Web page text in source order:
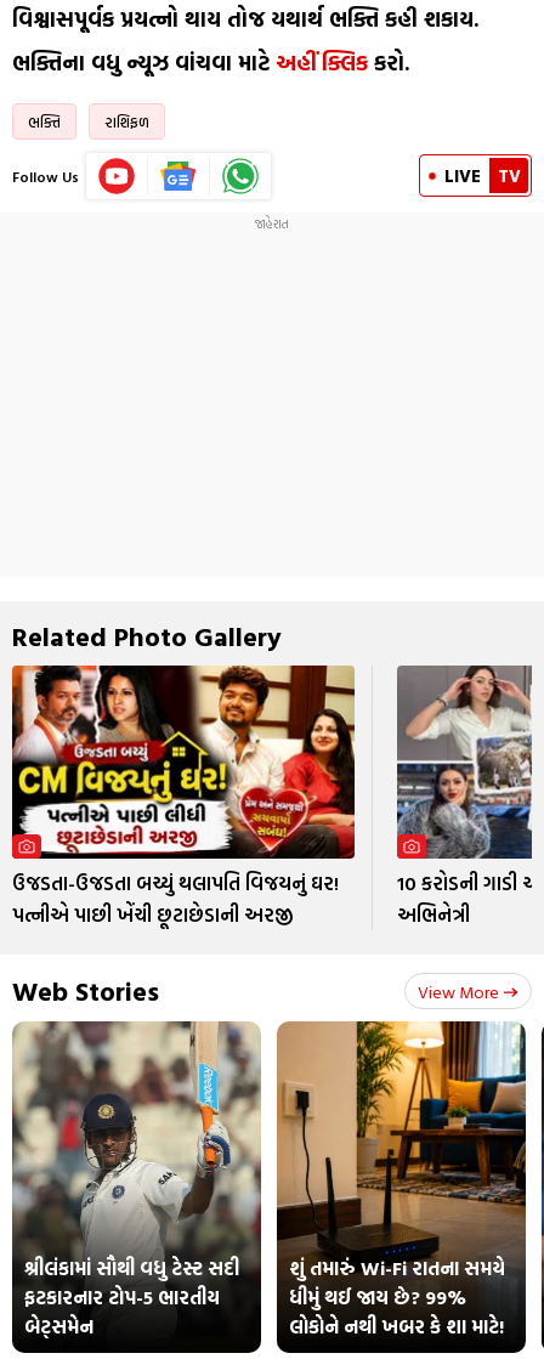
વિશ્વાસપૂર્વક પ્રયત્નો થાય તોજ યથાર્થ ભક્તિ કહી શકાય.
ભક્તિના વધુ ન્યૂઝ વાંચવા માટે અહીં ક્લિકકરો.
ભક્તિ રાશિફળ
Follow Us LIVE TV
Related Photo Gallery
ઉજડતા-ઉજડતા બચ્યું થલાપતિ વિજયનું ઘર!
પત્નીએ પાછી ખેંચી છૂટાછેડાની અરજી
10 કરોડની
અભિનેત્રી
Web Stories View More
શ્રીલંકામાં સૌથી વધુ ટેસ્ટ સદી
ફટકારનાર ટોપ-5 ભારતીય
બેટ્સમેન
શું તમારું Wi-Fi રાતના સમયે
ધીમું થઈ જાય છે? 99%
લોકોને નથી ખબર કે શા માટે!